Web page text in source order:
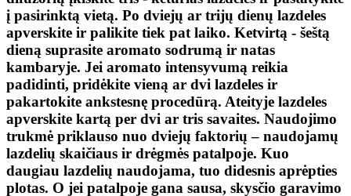
į pasirinktą vietą. Po dviejų ar trijų dienų lazdeles
apverskite ir palikite tiek pat laiko. Ketvirtą - šeštą
dieną suprasite aromato sodrumą ir natas
kambaryje. Jei aromato intensyvumą reikia
padidinti, pridėkite vieną ar dvi lazdeles ir
pakartokite ankstesnę procedūrą. Ateityje lazdeles
apverskite kartą per dvi ar tris savaites. Naudojimo
trukmė priklauso nuo dviejų faktorių – naudojamų
lazdelių skaičiaus ir drėgmės patalpoje. Kuo
daugiau lazdelių naudojama, tuo didesnis aprėpties
plotas. O jei patalpoje gana sausa, skysčio garavimo